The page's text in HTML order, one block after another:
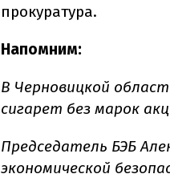
прокуратура.
Напомним:
В Черновицкой
сигарет без марок
Председатель БЭБ
экономической